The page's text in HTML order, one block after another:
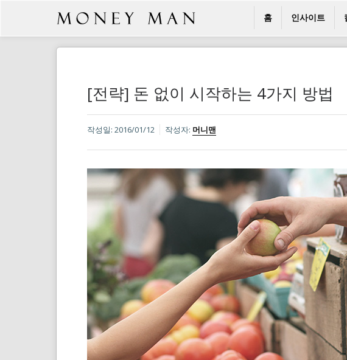
홈 인사이트
[전략] 돈 없이 시작하는 4가지 방법
작성일: 2016/01/12 작성자: 머니맨